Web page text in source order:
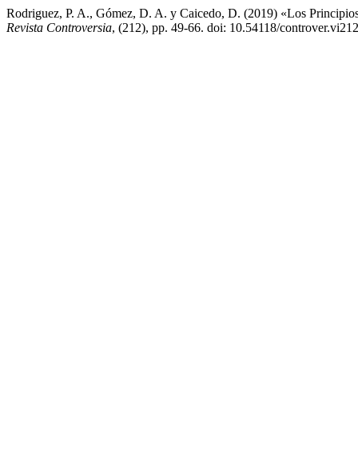
Rodriguez, P. A., Gómez, D. A. y Caicedo, D. (2019) «Los
Revista Controversia, (212), pp. 49-66. doi: 10.54118/